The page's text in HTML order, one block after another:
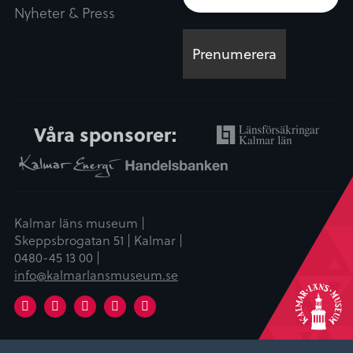
Nyheter & Press
Våra sponsorer:
Kalmar läns museum |
Skeppsbrogatan 51 | Kalmar |
0480-45 13 00 |
info@kalmarlansmuseum.se
FacebookInstagram LinkedIn